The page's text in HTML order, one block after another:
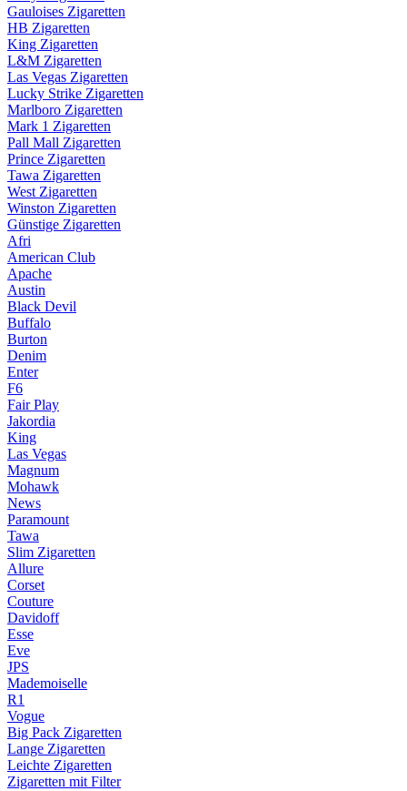
Gauloises Zigaretten
HB Zigaretten
King Zigaretten
L&M Zigaretten
Las Vegas Zigaretten
Lucky Strike Zigaretten
Marlboro Zigaretten
Mark 1 Zigaretten
Pall Mall Zigaretten
Prince Zigaretten
Tawa Zigaretten
West Zigaretten
Winston Zigaretten
Günstige Zigaretten
Afri
American Club
Apache
Austin
Black Devil
Buffalo
Burton
Denim
Enter
F6
Fair Play
Jakordia
King
Las Vegas
Magnum
Mohawk
News
Paramount
Tawa
Slim Zigaretten
Allure
Corset
Couture
Davidoff
Esse
Eve
JPS
Mademoiselle
R1
Vogue
Big Pack Zigaretten
Lange Zigaretten
Leichte Zigaretten
Zigaretten mit Filter